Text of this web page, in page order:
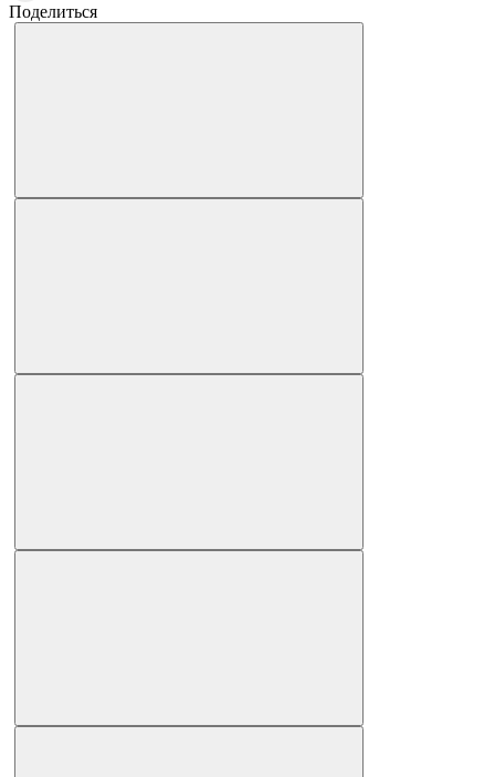
Поделиться